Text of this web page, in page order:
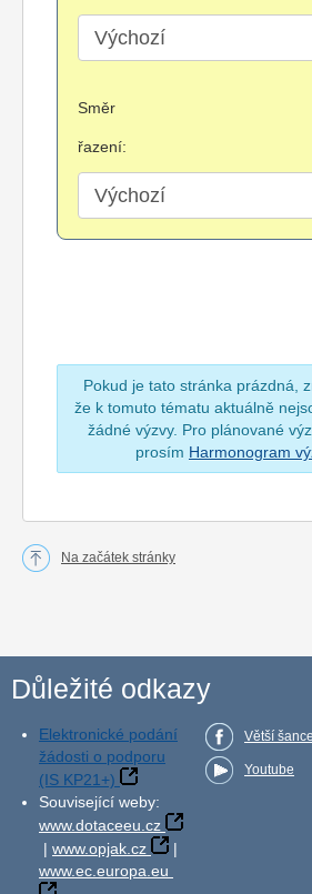
Směr
řazení:
Pokud je tato stránka prázdná,
že k tomuto tématu aktuálně
žádné výzvy. Pro plánované
prosím Harmonogram
Na začátek stránky
Důležité odkazy
Elektronické podání
žádosti o podporu
(IS KP21+)
Související weby:
www.dotaceeu.cz
| www.opjak.cz
|
www.ec.europa.eu
Větší šance
Youtube